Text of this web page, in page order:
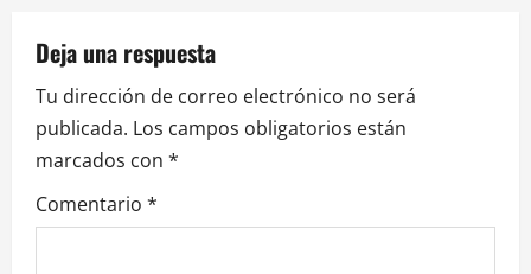
g
a
c
i
ó
Deja una respuesta
Tu dirección de correo electrónico no será
publicada. Los campos obligatorios están
marcados con *
Comentario *